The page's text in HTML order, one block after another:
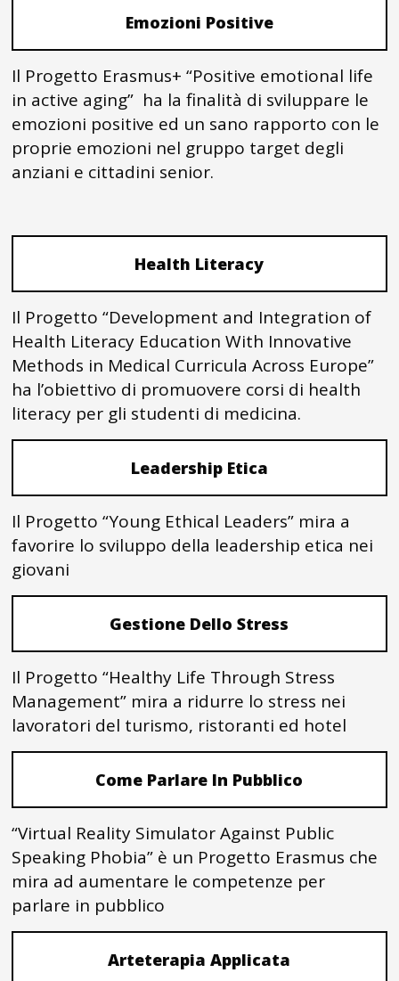
Emozioni Positive
Il Progetto Erasmus+ “Positive emotional life
in active aging” ha la finalità di sviluppare le
emozioni positive ed un sano rapporto con le
proprie emozioni nel gruppo target degli
anziani e cittadini senior.
Health Literacy
Il Progetto “Development and Integration of
Health Literacy Education With Innovative
Methods in Medical Curricula Across Europe”
ha l’obiettivo di promuovere corsi di health
literacy per gli studenti di medicina.
Leadership Etica
Il Progetto “Young Ethical Leaders” mira a
favorire lo sviluppo della leadership etica nei
giovani
Gestione Dello Stress
Il Progetto “Healthy Life Through Stress
Management” mira a ridurre lo stress nei
lavoratori del turismo, ristoranti ed hotel
Come Parlare In Pubblico
“Virtual Reality Simulator Against Public
Speaking Phobia” è un Progetto Erasmus che
mira ad aumentare le competenze per
parlare in pubblico
Arteterapia Applicata